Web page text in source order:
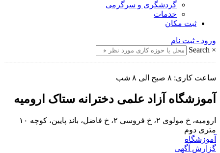
گردشگری و سرگرمی
خدمات
ثبت مکان
ورود - ثبت نام
×
Search
ساعت کاری: ۸ صبح الی ۸ شب
آموزشگاه آزاد علمی دخترانه ستاک ارومیه
ارومیه، خ مولوی ۲، خ فروسی ۲، خ فاضل، باند پایین، کوچه ۱۰
متری دوم
آموزشگاه
گزارش آگهی